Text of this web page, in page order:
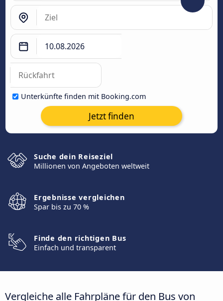
Unterkünfte finden mit Booking.com
Jetzt finden
Suche dein Reiseziel
Millionen von Angeboten weltweit
Ergebnisse vergleichen
Spar bis zu 70 %
Finde den richtigen Bus
Einfach und transparent
Vergleiche alle Fahrpläne für den Bus von